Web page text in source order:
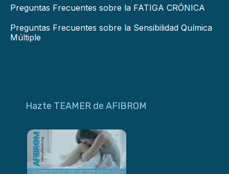
Preguntas Frecuentes sobre la FATIGA CRÓNICA
Preguntas Frecuentes sobre la Sensibilidad Química
Múltiple
Hazte TEAMER de AFIBROM